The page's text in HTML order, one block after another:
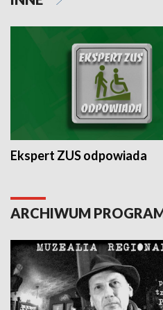
Ekspert ZUS odpowiada
ARCHIWUM